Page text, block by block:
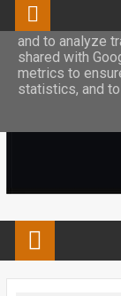
This site uses
and to analyze
shared with
metrics to
statistics, and